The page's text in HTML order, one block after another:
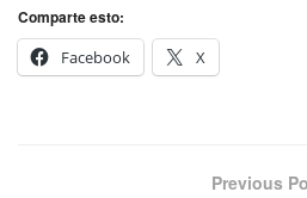
Comparte esto:
Facebook
X
Previous